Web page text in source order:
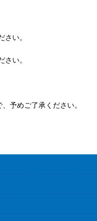
い。
い。
予めご了承ください。